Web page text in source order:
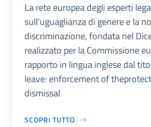
La rete europea degli esperti
sull'uguaglianza di genere e la
discriminazione, fondata nel
realizzato per la Commissione
rapporto in lingua inglese dal
leave: enforcement of
dismissal
SCOPRI TUTTO